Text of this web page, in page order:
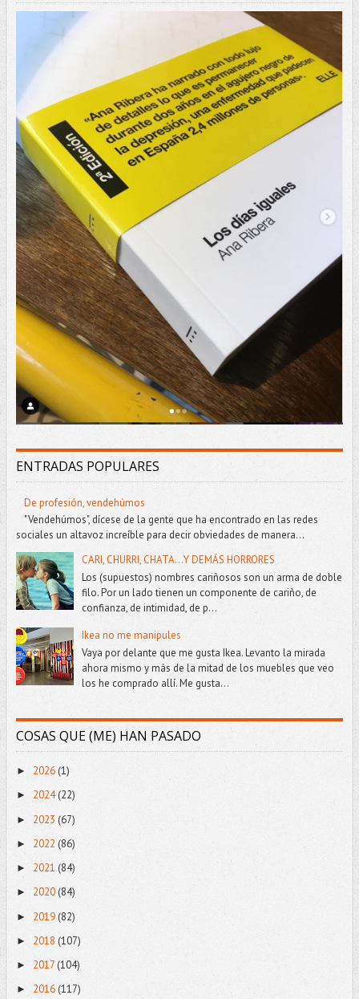
ENTRADAS POPULARES
De profesión, vendehúmos
"Vendehúmos", dícese de la gente que ha encontrado en las redes
sociales un altavoz increíble para decir obviedades de manera...
CARI, CHURRI, CHATA...Y DEMÁS HORRORES
Los (supuestos) nombres cariñosos son un arma de doble
filo. Por un lado tienen un componente de cariño, de
confianza, de intimidad, de p...
Ikea no me manipules
Vaya por delante que me gusta Ikea. Levanto la mirada
ahora mismo y más de la mitad de los muebles que veo
los he comprado allí. Me gusta...
COSAS QUE (ME) HAN PASADO
► 2026 (1)
► 2024(22)
► 2023 (67)
► 2022 (86)
► 2021 (84)
► 2020(84)
► 2019 (82)
► 2018 (107)
► 2017(104)
► 2016 (117)